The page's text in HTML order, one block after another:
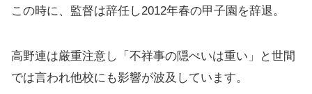
この時に、監督は辞任し2012年春の甲子園を辞退。
高野連は厳重注意し「不祥事の隠ぺいは重い」と世間
では言われ他校にも影響が波及しています。